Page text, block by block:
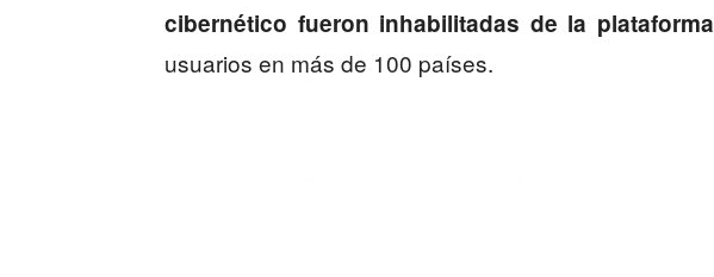
cibernético fueron inhabilitadas de la plataforma
usuarios en más de 100 países.